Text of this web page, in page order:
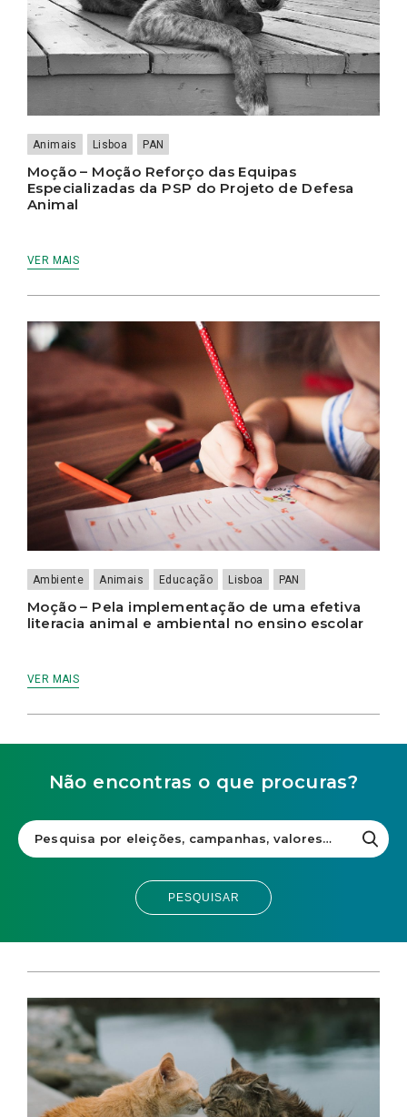
Animais Lisboa PAN
Moção – Moção Reforço das Equipas
Especializadas da PSP do Projeto de Defesa
Animal
VER MAIS
Ambiente Animais Educação Lisboa PAN
Moção – Pela implementação de uma efetiva
literacia animal e ambiental no ensino escolar
VER MAIS
Não encontras o que procuras?
PESQUISAR